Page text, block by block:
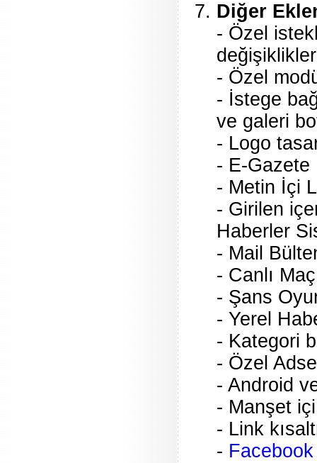
Diğer
- Özel
değişiklikler
- Özel
- İstege
ve galeri
- Logo
- E-Gazete
- Metin İçi
- Girilen
Haberler
- Mail
- Canlı
- Şans
- Yerel
- Kategori
- Özel
- Android
- Manşet
- Link
-